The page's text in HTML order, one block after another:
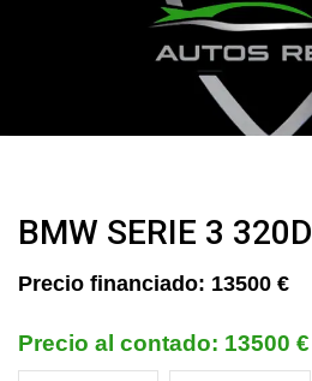
BMW SERIE 3 320D
13500 €
13500 €